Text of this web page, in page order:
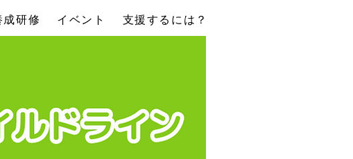
研修 イベント 支援するには？